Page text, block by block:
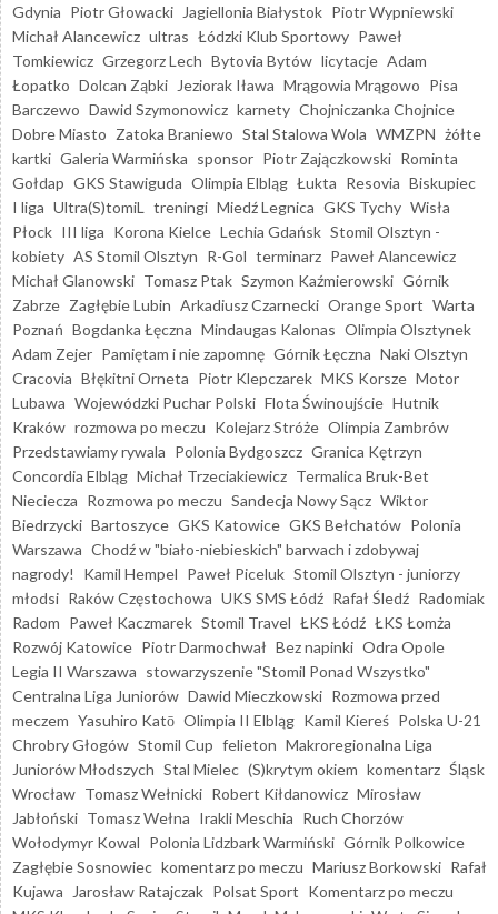
Gdynia Piotr Głowacki Jagiellonia Białystok Piotr Wypniewski
Michał Alancewicz ultras Łódzki Klub Sportowy Paweł
Tomkiewicz Grzegorz Lech Bytovia Bytów licytacje Adam
Łopatko Dolcan Ząbki Jeziorak Iława Mrągowia Mrągowo Pisa
Barczewo Dawid Szymonowicz karnety Chojniczanka Chojnice
Dobre Miasto Zatoka Braniewo Stal Stalowa Wola WMZPN żółte
kartki Galeria Warmińska sponsor Piotr Zajączkowski Rominta
Gołdap GKS Stawiguda Olimpia Elbląg Łukta Resovia Biskupiec
I liga Ultra(S)tomiL treningi Miedź Legnica GKS Tychy Wisła
Płock III liga Korona Kielce Lechia Gdańsk Stomil Olsztyn -
kobiety AS Stomil Olsztyn R-Gol terminarz Paweł Alancewicz
Michał Glanowski Tomasz Ptak Szymon Kaźmierowski Górnik
Zabrze Zagłębie Lubin Arkadiusz Czarnecki Orange Sport Warta
Poznań Bogdanka Łęczna Mindaugas Kalonas Olimpia Olsztynek
Adam Zejer Pamiętam i nie zapomnę Górnik Łęczna Naki Olsztyn
Cracovia Błękitni Orneta Piotr Klepczarek MKS Korsze Motor
Lubawa Wojewódzki Puchar Polski Flota Świnoujście Hutnik
Kraków rozmowa po meczu Kolejarz Stróże Olimpia Zambrów
Przedstawiamy rywala Polonia Bydgoszcz Granica Kętrzyn
Concordia Elbląg Michał Trzeciakiewicz Termalica Bruk-Bet
Nieciecza Rozmowa po meczu Sandecja Nowy Sącz Wiktor
Biedrzycki Bartoszyce GKS Katowice GKS Bełchatów Polonia
Warszawa Chodź w "biało-niebieskich" barwach i zdobywaj
nagrody!
Kamil Hempel Paweł Piceluk Stomil Olsztyn - juniorzy
młodsi Raków Częstochowa UKS SMS Łódź Rafał Śledź Radomiak
Radom Paweł Kaczmarek Stomil Travel ŁKS Łódź ŁKS Łomża
Rozwój Katowice Piotr Darmochwał Bez napinki Odra Opole
Legia II Warszawa stowarzyszenie "Stomil Ponad Wszystko"
Centralna Liga Juniorów Dawid Mieczkowski Rozmowa przed
meczem Yasuhiro Katō Olimpia II Elbląg Kamil Kiereś Polska U-21
Chrobry Głogów Stomil Cup felieton Makroregionalna Liga
Juniorów Młodszych Stal Mielec (S)krytym okiem komentarz Śląsk
Wrocław Tomasz Wełnicki Robert Kiłdanowicz Mirosław
Jabłoński Tomasz Wełna Irakli Meschia Ruch Chorzów
Wołodymyr Kowal Polonia Lidzbark Warmiński Górnik Polkowice
Zagłębie Sosnowiec komentarz po meczu Mariusz Borkowski Rafał
Kujawa
Jarosław Ratajczak Polsat Sport Komentarz po meczu